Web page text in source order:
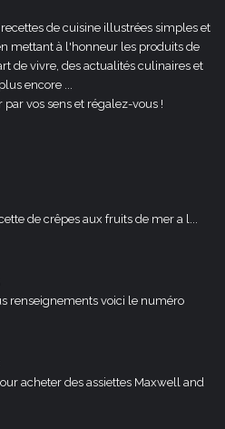
de cuisine illustrées simples et
mettant à l'honneur les produits de
de vivre, des actualités culinaires et
encore ...
vos sens et régalez-vous !
de crêpes aux fruits de mer a l...
renseignements voici le numéro
acheter des assiettes Maxwell and